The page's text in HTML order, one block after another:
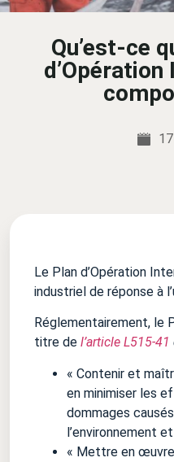
Qu’est-ce
Le Plan d’Opération
industriel de réponse à
Réglementairement, le
titre de l’article L515-41
« Contenir et
en minimiser les
dommages
l’environnement
« Mettre en